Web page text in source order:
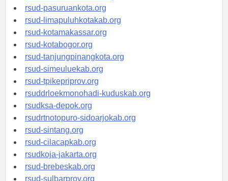
rsucnd-acehbaratkab.org
rsud-pasuruankota.org
rsud-limapuluhkotakab.org
rsud-kotamakassar.org
rsud-kotabogor.org
rsud-tanjungpinangkota.org
rsud-simeuluekab.org
rsud-tpikepriprov.org
rsuddrloekmonohadi-kuduskab.org
rsudksa-depok.org
rsudrtnotopuro-sidoarjokab.org
rsud-sintang.org
rsud-cilacapkab.org
rsudkoja-jakarta.org
rsud-brebeskab.org